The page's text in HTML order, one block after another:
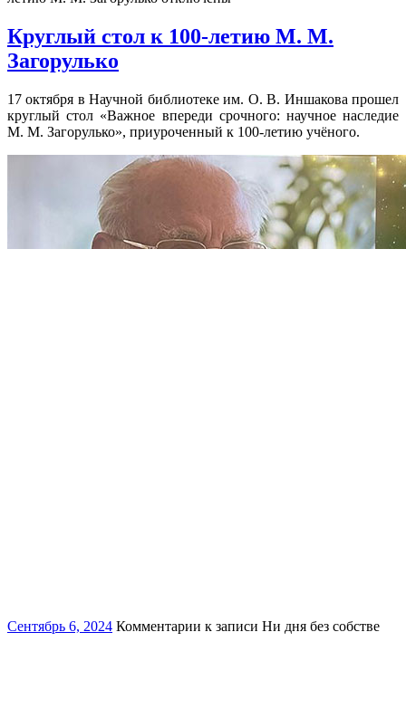
Круглый стол к 100-летию М. М.
Загорулько
17 октября в Научной библиотеке им. О. В. Иншакова прошел
круглый стол «Важное впереди срочного: научное наследие
М. М. Загорулько», приуроченный к 100-летию учёного.
Сентябрь 6, 2024 Комментарии к записи Ни дня без собстве